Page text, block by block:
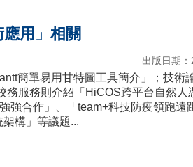
用」相關
出版日期
簡單易用甘特圖工具簡介」；技術
服務則介紹「HiCOS跨平台自然人
強合作」、「team+科技防疫領跑遠
構」等議題...